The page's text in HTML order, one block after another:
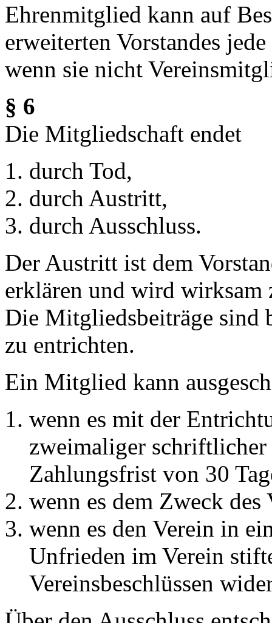
Ehrenmitglied kann auf
erweiterten Vorstandes
wenn sie nicht
§ 6
Die Mitgliedschaft endet
durch Tod,
durch Austritt,
durch Ausschluss.
Der Austritt ist dem
erklären und wird wirksam
Die Mitgliedsbeiträge sind
zu entrichten.
Ein Mitglied kann
wenn es mit der
zweimaliger
Zahlungsfrist von 30
wenn es dem Zweck
wenn es den Verein in
Unfrieden im Verein
Vereinsbeschlüssen